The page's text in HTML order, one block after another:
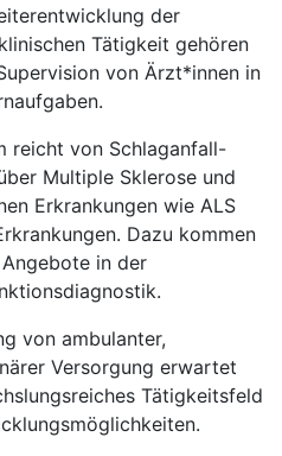
der
Tätigkeit gehören
von Ärzt*innen in
reicht von Schlaganfall-
Multiple Sklerose und
Erkrankungen wie ALS
Dazu kommen
in der
von ambulanter,
Versorgung erwartet
Tätigkeitsfeld